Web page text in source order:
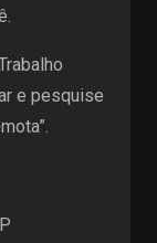
e pesquise